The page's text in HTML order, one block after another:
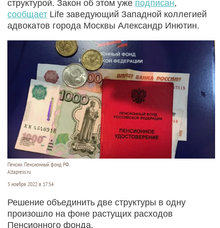
структурой. Закон об этом уже подписан,
сообщает Life заведующий Западной коллегией
адвокатов города Москвы Александр Инютин.
Пенсии. Пенсионный фонд РФ.
Altapress.ru
3 ноября 2022 в 17:54
Решение объединить две структуры в одну
произошло на фоне растущих расходов
Пенсионного фонда.